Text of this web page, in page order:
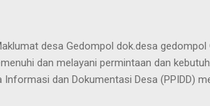
prosesnya tidak lama "tutur pemilih
desa Gedompol dok.desa gedompol
dan melayani permintaan dan
Informasi dan Dokumentasi Desa (PPIDD)